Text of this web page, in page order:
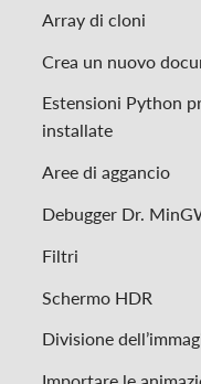
Array di cloni
Crea un nuovo
Estensioni Python
installate
Aree di aggancio
Debugger Dr.
Filtri
Schermo HDR
Divisione